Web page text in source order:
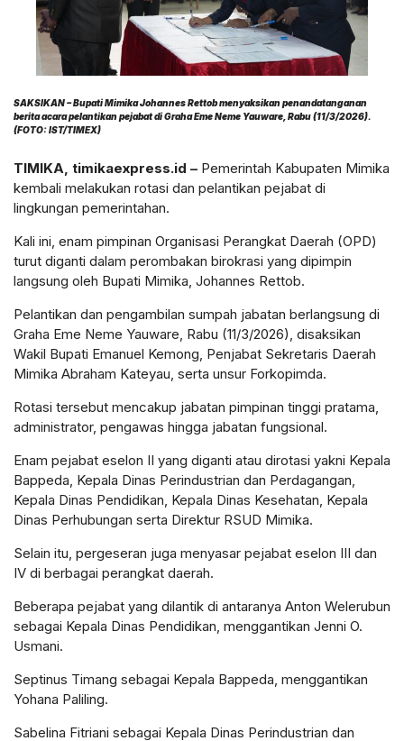
SAKSIKAN – Bupati Mimika Johannes Rettob menyaksikan penandatanganan
berita acara pelantikan pejabat di Graha Eme Neme Yauware, Rabu (11/3/2026).
(FOTO: IST/TIMEX)
TIMIKA, timikaexpress.id – Pemerintah Kabupaten Mimika
kembali melakukan rotasi dan pelantikan pejabat di
lingkungan pemerintahan.
Kali ini, enam pimpinan Organisasi Perangkat Daerah (OPD)
turut diganti dalam perombakan birokrasi yang dipimpin
langsung oleh Bupati Mimika, Johannes Rettob.
Pelantikan dan pengambilan sumpah jabatan berlangsung di
Graha Eme Neme Yauware, Rabu (11/3/2026), disaksikan
Wakil Bupati Emanuel Kemong, Penjabat Sekretaris Daerah
Mimika Abraham Kateyau, serta unsur Forkopimda.
Rotasi tersebut mencakup jabatan pimpinan tinggi pratama,
administrator, pengawas hingga jabatan fungsional.
Enam pejabat eselon II yang diganti atau dirotasi yakni Kepala
Bappeda, Kepala Dinas Perindustrian dan Perdagangan,
Kepala Dinas Pendidikan, Kepala Dinas Kesehatan, Kepala
Dinas Perhubungan serta Direktur RSUD Mimika.
Selain itu, pergeseran juga menyasar pejabat eselon III dan
IV di berbagai perangkat daerah.
Beberapa pejabat yang dilantik di antaranya Anton Welerubun
sebagai Kepala Dinas Pendidikan, menggantikan Jenni O.
Usmani.
Septinus Timang sebagai Kepala Bappeda, menggantikan
Yohana Paliling.
Sabelina Fitriani sebagai Kepala Dinas Perindustrian dan